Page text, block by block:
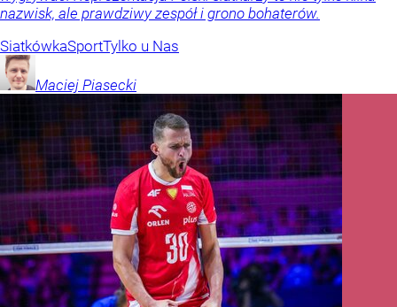
nazwisk, ale prawdziwy zespół i grono bohaterów.
SiatkówkaSportTylko u Nas
Maciej Piasecki